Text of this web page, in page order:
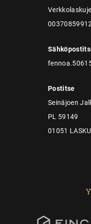
Postitse
Seinäjoen
PL 59149
01051